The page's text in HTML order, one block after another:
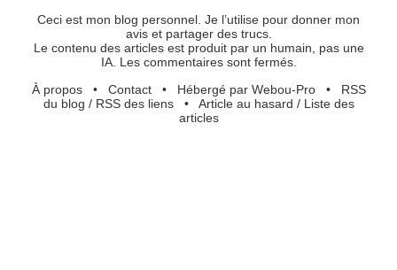
Ceci est mon blog personnel. Je l’utilise pour donner mon
avis et partager des trucs.
Le contenu des articles est produit par un humain, pas une
IA. Les commentaires sont fermés.
À propos• Contact• Hébergé par Webou-Pro• RSS
du blog / RSS des liens• Article au hasard / Liste des
articles